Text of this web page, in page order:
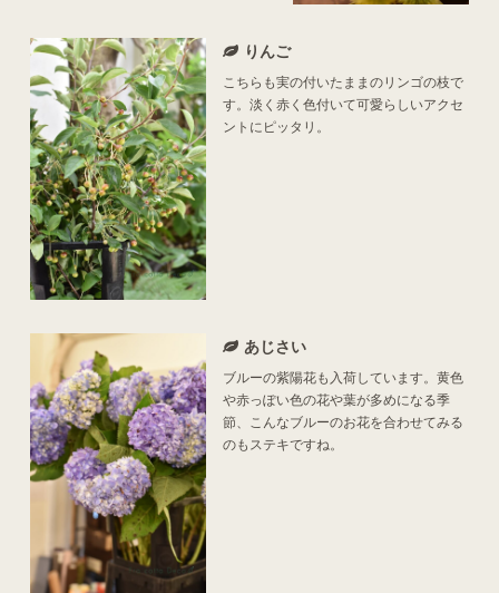
りんご
こちらも実の付いたままのリンゴの枝で
す。淡く赤く色付いて可愛らしいアクセ
ントにピッタリ。
あじさい
ブルーの紫陽花も入荷しています。黄色
や赤っぽい色の花や葉が多めになる季
節、こんなブルーのお花を合わせてみる
のもステキですね。